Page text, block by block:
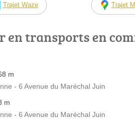
Trajet Waze Trajet
en transports en
m
- 6 Avenue du Maréchal Juin
m
- 6 Avenue du Maréchal Juin